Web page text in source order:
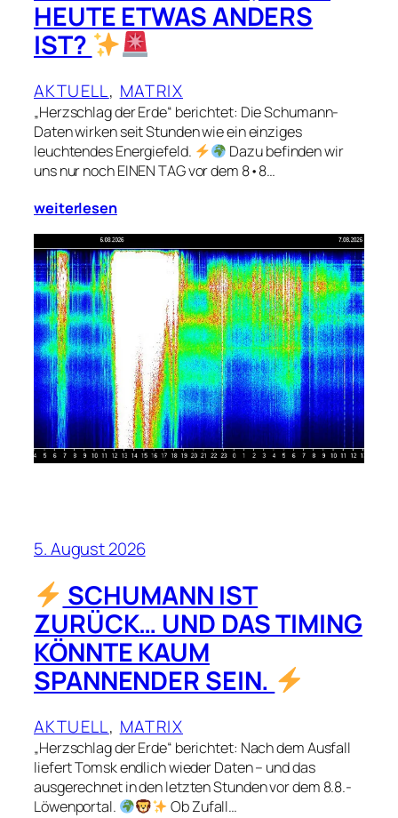
HEUTE ETWAS ANDERS
IST?
AKTUELL, MATRIX
„Herzschlag der Erde“ berichtet: Die Schumann-
Daten wirken seit Stunden wie ein einziges
leuchtendes Energiefeld.
Dazu befinden wir
uns nur noch EINEN TAG vor dem 8•8…
weiterlesen
5. August 2026
SCHUMANN IST
ZURÜCK… UND DAS TIMING
KÖNNTE KAUM
SPANNENDER SEIN.
AKTUELL, MATRIX
„Herzschlag der Erde“ berichtet: Nach dem Ausfall
liefert Tomsk endlich wieder Daten – und das
ausgerechnet in den letzten Stunden vor dem 8.8.-
Löwenportal.
Ob Zufall…